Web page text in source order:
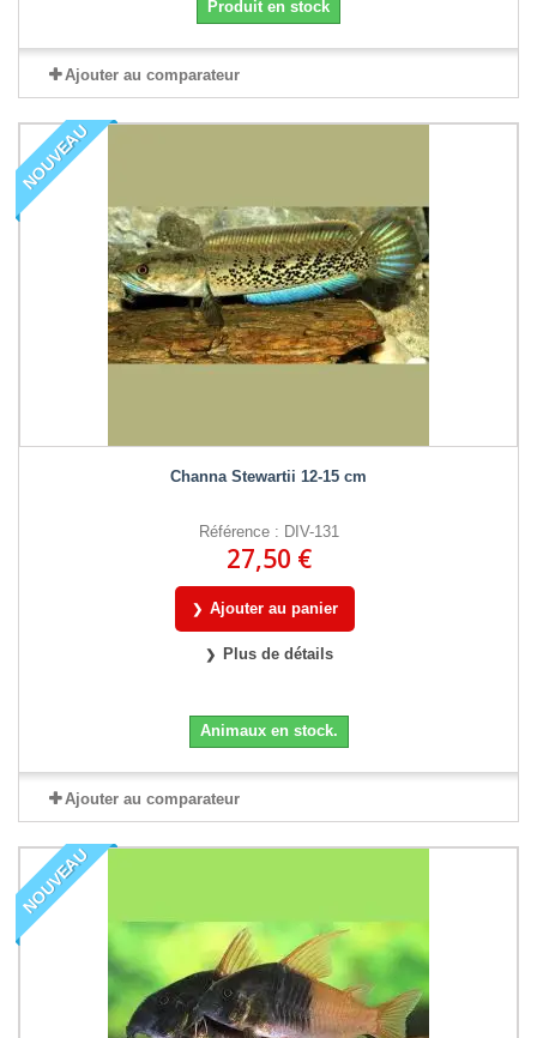
Produit en stock
Ajouter au comparateur
NOUVEAU
Channa Stewartii 12-15 cm
Référence : DIV-131
27,50 €
Ajouter au panier
Plus de détails
Animaux en stock.
Ajouter au comparateur
NOUVEAU